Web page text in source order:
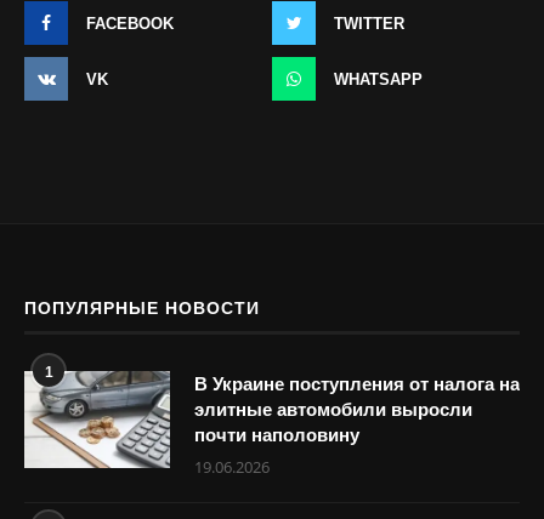
FACEBOOK TWITTER
VK WHATSAPP
ПОПУЛЯРНЫЕ НОВОСТИ
1
В Украине поступления от налога на
элитные автомобили выросли
почти наполовину
19.06.2026